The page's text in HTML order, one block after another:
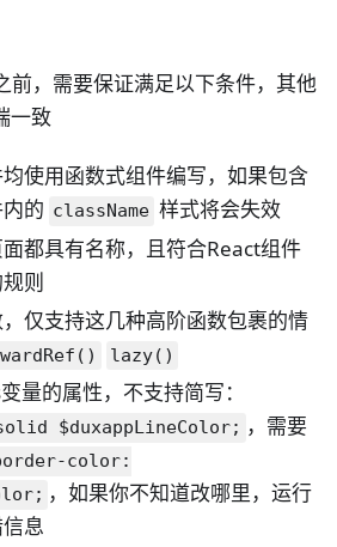
前，需要保证满足以下条件，其他
一致
使用函数式组件编写，如果包含
的 className 样式将会失效
都具有名称，且符合React组件
则
仅支持这几种高阶函数包裹的情
lazy()
量的属性，不支持简写：
$duxappLineColor; ，需要
color:
，如果你不知道改哪里，运行
息